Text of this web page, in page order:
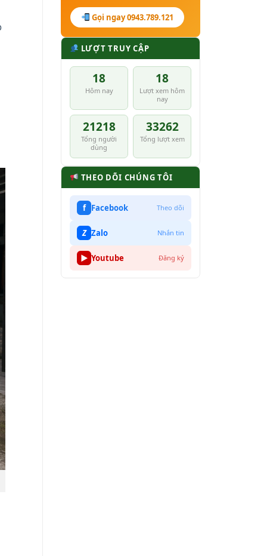
Gọi ngay 0943.789.121
LƯỢT TRUY CẬP
18
Hôm nay
18
Lượt xem hôm
nay
21218
Tổng người
dùng
33262
Tổng lượt xem
THEO DÕI CHÚNG TÔI
f Facebook Theo dõi
Z Zalo Nhắn tin
▶ Youtube Đăng ký